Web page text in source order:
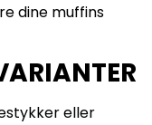
dine muffins
eller